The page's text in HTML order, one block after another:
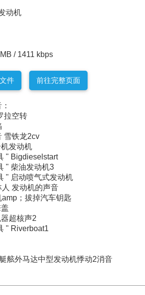
动机
/ 1411 kbps
件 前往完整页面
拉空转
雪铁龙2cv
发动机
" Bigdieselstart
" 柴油发动机3
" 启动喷气式发动机
发动机的声音
；拔掉汽车钥匙
超核声2
" Riverboat1
舷外马达中型发动机悸动2消音